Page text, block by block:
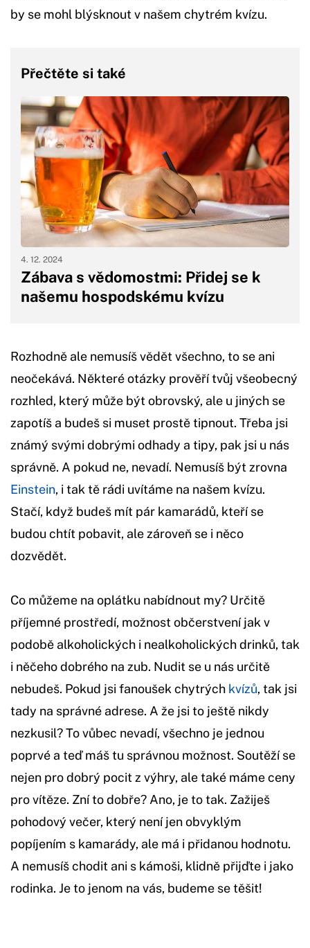
by se mohl blýsknout v našem chytrém kvízu.
Přečtěte si také
Zábava s vědomostmi: Přidej se k
našemu hospodskému kvízu
4. 12. 2024
Rozhodně ale nemusíš vědět všechno, to se ani
neočekává. Některé otázky prověří tvůj všeobecný
rozhled, který může být obrovský, ale u jiných se
zapotíš a budeš si muset prostě tipnout. Třeba jsi
známý svými dobrými odhady a tipy, pak jsi u nás
správně. A pokud ne, nevadí. Nemusíš být zrovna
Einstein, i tak tě rádi uvítáme na našem kvízu.
Stačí, když budeš mít pár kamarádů, kteří se
budou chtít pobavit, ale zároveň se i něco
dozvědět.
Co můžeme na oplátku nabídnout my? Určitě
příjemné prostředí, možnost občerstvení jak v
podobě alkoholických i nealkoholických drinků, tak
i něčeho dobrého na zub. Nudit se u nás určitě
nebudeš. Pokud jsi fanoušek chytrých kvízů, tak jsi
tady na správné adrese. A že jsi to ještě nikdy
nezkusil? To vůbec nevadí, všechno je jednou
poprvé a teď máš tu správnou možnost. Soutěží se
nejen pro dobrý pocit z výhry, ale také máme ceny
pro vítěze. Zní to dobře? Ano, je to tak. Zažiješ
pohodový večer, který není jen obvyklým
popíjením s kamarády, ale má i přidanou hodnotu.
A nemusíš chodit ani s kámoši, klidně přijďte i jako
rodinka. Je to jenom na vás, budeme se těšit!